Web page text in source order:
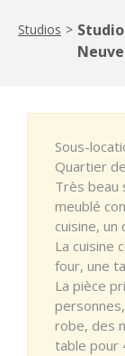
Studios >
Neuve
Sous-
Quartier
Très beau
meublé
cuisine,
La cuisine
four, une
La pièce
robe, des
table pour